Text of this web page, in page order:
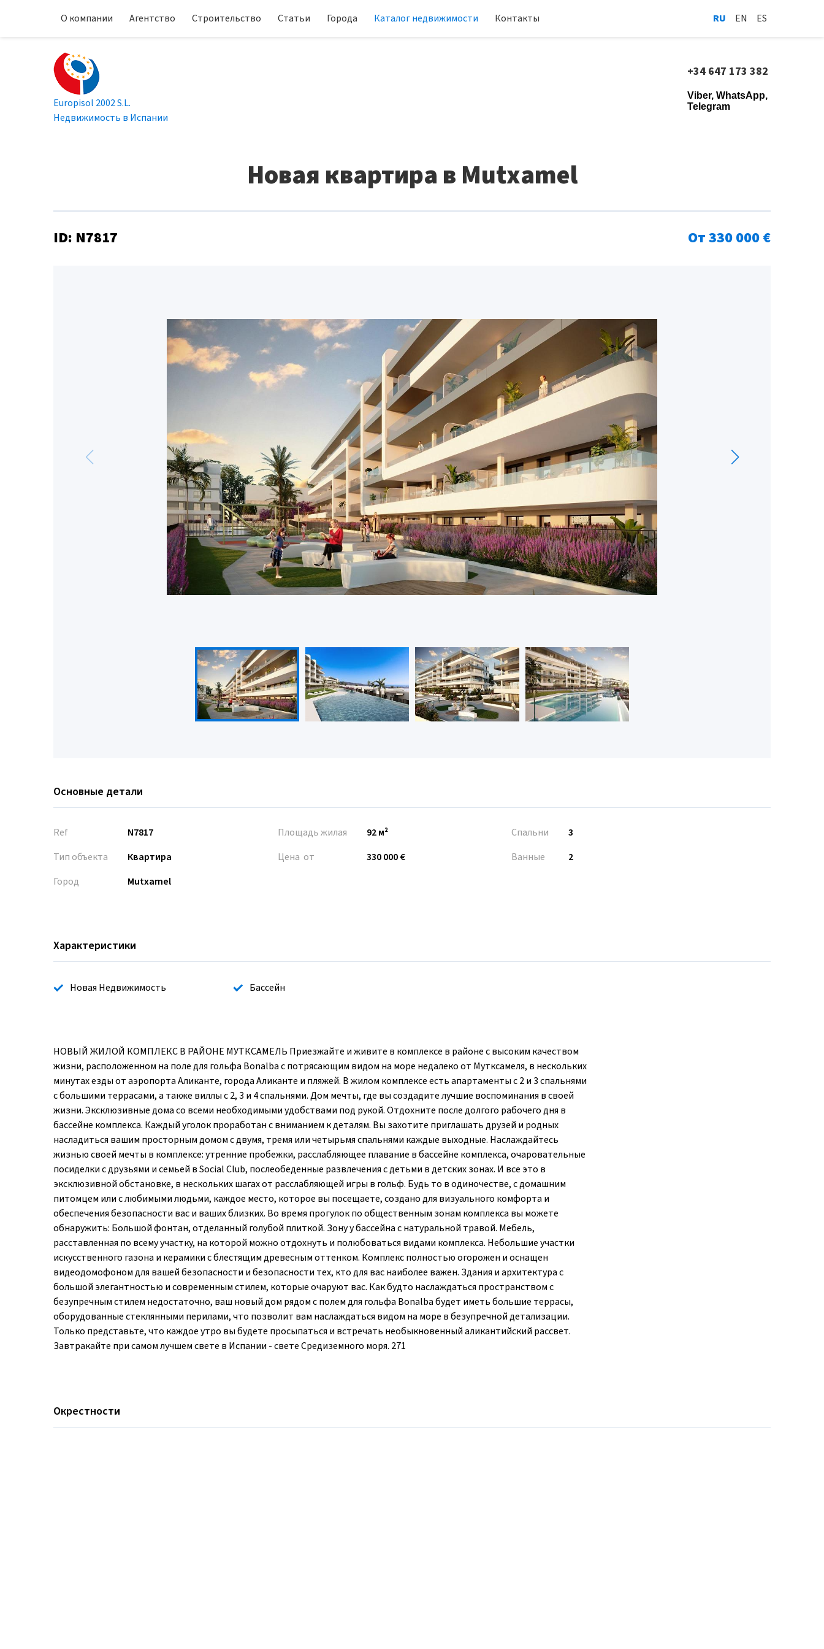
О компании Агентство Строительство Статьи Города Каталог недвижимости Контакты RU EN ES
Europisol 2002 S.L.
Недвижимость в Испании
+34 647 173 382
Viber, WhatsApp,
Telegram
Новая квартира в Mutxamel
ID: N7817 От 330 000 €
Основные детали
Ref
N7817
Тип объекта
Квартира
Город
Mutxamel
Площадь жилая
92 м²
Цена от
330 000 €
Спальни
3
Ванные
2
Характеристики
Новая Недвижимость Бассейн
НОВЫЙ ЖИЛОЙ КОМПЛЕКС В РАЙОНЕ МУТКСАМЕЛЬ Приезжайте и живите в комплексе в районе с высоким качеством
жизни, расположенном на поле для гольфа Bonalba с потрясающим видом на море недалеко от Мутксамеля, в нескольких
минутах езды от аэропорта Аликанте, города Аликанте и пляжей. В жилом комплексе есть апартаменты с 2 и 3 спальнями
с большими террасами, а также виллы с 2, 3 и 4 спальнями. Дом мечты, где вы создадите лучшие воспоминания в своей
жизни. Эксклюзивные дома со всеми необходимыми удобствами под рукой. Отдохните после долгого рабочего дня в
бассейне комплекса. Каждый уголок проработан с вниманием к деталям. Вы захотите приглашать друзей и родных
насладиться вашим просторным домом с двумя, тремя или четырьмя спальнями каждые выходные. Наслаждайтесь
жизнью своей мечты в комплексе: утренние пробежки, расслабляющее плавание в бассейне комплекса, очаровательные
посиделки с друзьями и семьей в Social Club, послеобеденные развлечения с детьми в детских зонах. И все это в
эксклюзивной обстановке, в нескольких шагах от расслабляющей игры в гольф. Будь то в одиночестве, с домашним
питомцем или с любимыми людьми, каждое место, которое вы посещаете, создано для визуального комфорта и
обеспечения безопасности вас и ваших близких. Во время прогулок по общественным зонам комплекса вы можете
обнаружить: Большой фонтан, отделанный голубой плиткой. Зону у бассейна с натуральной травой. Мебель,
расставленная по всему участку, на которой можно отдохнуть и полюбоваться видами комплекса. Небольшие участки
искусственного газона и керамики с блестящим древесным оттенком. Комплекс полностью огорожен и оснащен
видеодомофоном для вашей безопасности и безопасности тех, кто для вас наиболее важен. Здания и архитектура с
большой элегантностью и современным стилем, которые очаруют вас. Как будто наслаждаться пространством с
безупречным стилем недостаточно, ваш новый дом рядом с полем для гольфа Bonalba будет иметь большие террасы,
оборудованные стеклянными перилами, что позволит вам наслаждаться видом на море в безупречной детализации.
Только представьте, что каждое утро вы будете просыпаться и встречать необыкновенный аликантийский рассвет.
Завтракайте при самом лучшем свете в Испании - свете Средиземного моря. 271
Окрестности